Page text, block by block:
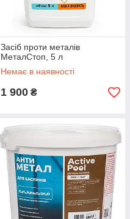
Засіб проти металів
МеталСтоп, 5 л
Немає в наявності
1 900 ₴